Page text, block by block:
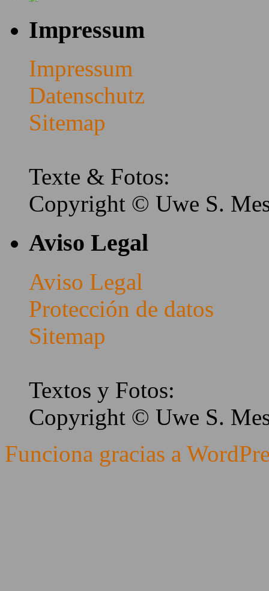
Impressum
Impressum
Datenschutz
Sitemap
Texte & Fotos:
Copyright © Uwe S.
Aviso Legal
Aviso Legal
Protección de datos
Sitemap
Textos y Fotos:
Copyright © Uwe S.
Funciona gracias a